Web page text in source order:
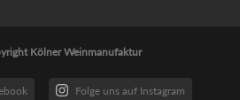
Kölner Weinmanufaktur
Folge uns auf Instagram